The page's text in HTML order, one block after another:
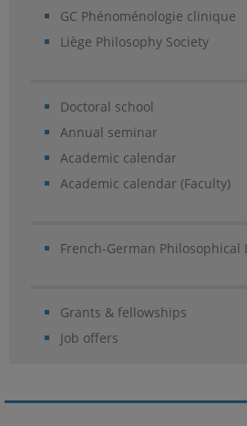
GC Phénoménologie clinique
Liège Philosophy Society
Doctoral school
Annual seminar
Academic calendar
Academic calendar (Faculty)
French-German Philosophical
Grants & fellowships
Job offers